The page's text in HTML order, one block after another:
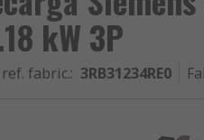
kW 3P
ref. fabric.: 3RB31234RE0